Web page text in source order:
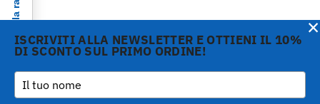
Copyright © 2026 Gi.Metal
Telefono :+39 0573
Informativa sulla raccoltaISCRIVITI ALLA NEWSLETTER E OTTIENI IL 10%
DI SCONTO SUL PRIMO ORDINE!
×